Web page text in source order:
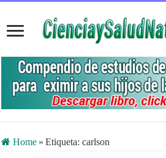
Home » Etiqueta:carlson